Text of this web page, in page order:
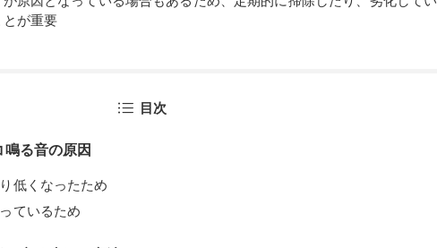
が重要
目次
る音の原因
低くなったため
ているため